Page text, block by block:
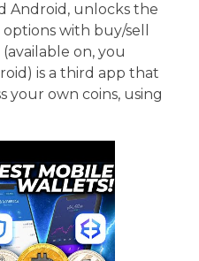
Android, unlocks the
with buy/sell
on, you
is a third app that
your own coins, using